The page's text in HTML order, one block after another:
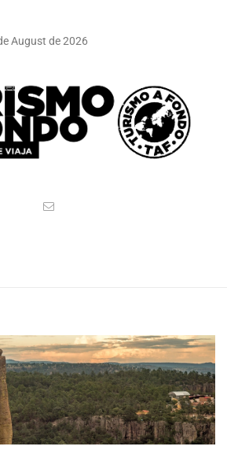
August de 2026